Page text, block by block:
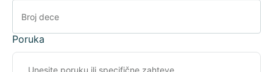
Poruka